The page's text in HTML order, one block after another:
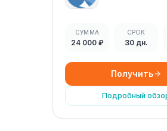
СУММА
24 000 ₽
СРОК
30 дн.
Получить
Подробный